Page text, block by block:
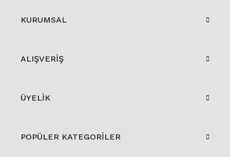
KURUMSAL
ALIŞVERİŞ
ÜYELİK
POPÜLER KATEGORİLER